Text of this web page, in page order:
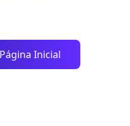
Inicial